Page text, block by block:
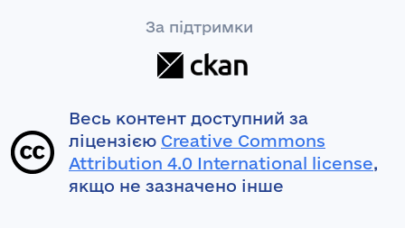
За підтримки
Весь контент доступний за
ліцензією Creative Commons
Attribution 4.0 International license,
якщо не зазначено інше